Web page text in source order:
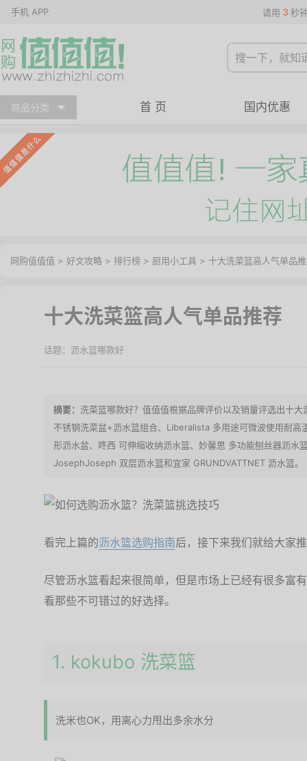
手机 APP 请用 3 秒
商品分类 首 页 国内优惠
网购值值值 > 好文攻略 > 排行榜 > 厨用小工具 > 十大洗菜篮高人气单品
十大洗菜篮高人气单品推荐
沥水篮哪款好
洗菜篮哪款好？值值值根据品牌评价以及销量评选出十
不锈钢洗菜盆+沥水篮组合、Liberalista 多用途可微波使用耐高
形沥水盆、咚西 可伸缩收纳沥水篮、妙馨思 多功能刨丝器沥水
JosephJoseph 双层沥水篮和宜家 GRUNDVATTNET 沥水篮。
看完上篇的沥水篮选购指南后，接下来我们就给大家
尽管沥水篮看起来很简单，但是市场上已经有很多富
看那些不可错过的好选择。
1. kokubo 洗菜篮
洗米也OK，用离心力甩出多余水分